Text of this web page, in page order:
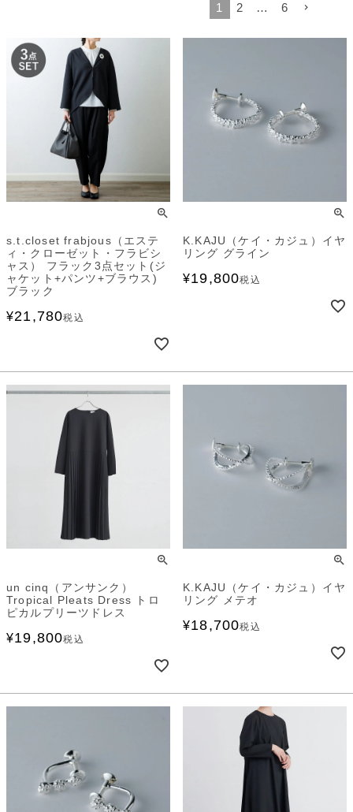
1 2 … 6
s.t.closet frabjous（エステ
ィ・クローゼット・フラビシ
ャス） フラック3点セット(ジ
ャケット+パンツ+ブラウス)
ブラック
¥21,780税込
K.KAJU（ケイ・カジュ）イヤ
リング グライン
¥19,800税込
un cinq（アンサンク）
Tropical Pleats Dress トロ
ピカルプリーツドレス
¥19,800税込
K.KAJU（ケイ・カジュ）イヤ
リング メテオ
¥18,700税込